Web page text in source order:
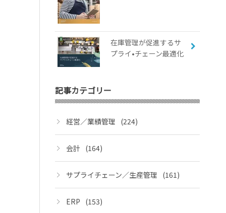
在庫管理が促進するサ
プライ•チェーン最適化
記事カテゴリー
経営／業績管理 (224)
会計 (164)
サプライチェーン／生産管理 (161)
ERP (153)